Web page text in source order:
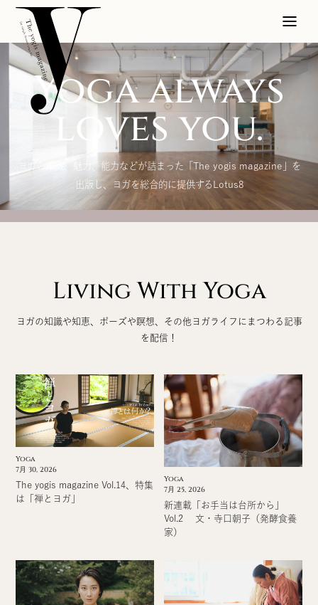
Yoga always
loves you.
ヨガの知識、魅力、能力などが詰まった「The yogis magazine」を
出版し、ヨガを総合的に提供するLotus8
Living With Yoga
ヨガの知識や知恵、ポーズや瞑想、その他ヨガライフにまつわる記事
を配信！
Yoga
7月 30, 2026
The yogis magazine Vol.14、特集
は「禅とヨガ」
Yoga
7月 25, 2026
新連載「お手当は台所から」
Vol.2 文・寺口朝子（発酵食養
家）